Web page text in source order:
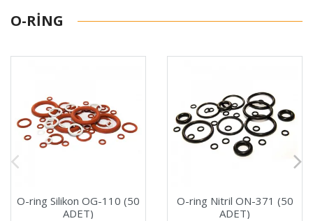
O-RING
O-ring Silikon OG-110 (50
ADET)
O-ring Nitril ON-371 (50
ADET)